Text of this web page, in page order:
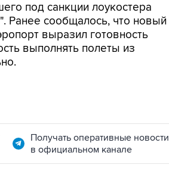
под санкции лоукостера
Ранее сообщалось, что новый
выразил готовность
выполнять полеты из
Получать оперативные новости
в официальном канале